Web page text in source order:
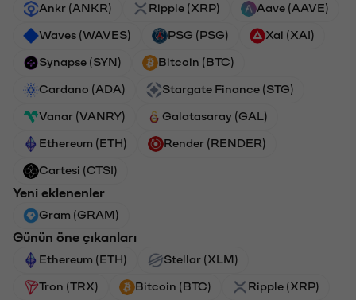
Ankr (ANKR) Ripple (XRP) Aave (AAVE)
Waves (WAVES) PSG (PSG) Xai (XAI)
Synapse (SYN) Bitcoin (BTC)
Cardano (ADA) Stargate Finance (STG)
Vanar (VANRY) Galatasaray (GAL)
Ethereum (ETH) Render (RENDER)
Cartesi (CTSI)
Yeni eklenenler
Gram (GRAM)
Günün öne çıkanları
Ethereum (ETH) Stellar (XLM)
Tron (TRX) Bitcoin (BTC) Ripple (XRP)